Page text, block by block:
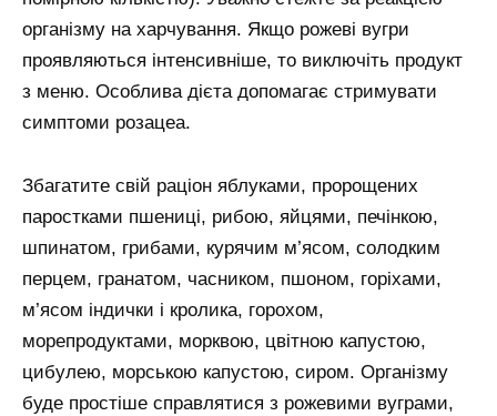
організму на харчування. Якщо рожеві вугри
проявляються інтенсивніше, то виключіть продукт
з меню. Особлива дієта допомагає стримувати
симптоми розацеа.
Збагатите свій раціон яблуками, пророщених
паростками пшениці, рибою, яйцями, печінкою,
шпинатом, грибами, курячим м’ясом, солодким
перцем, гранатом, часником, пшоном, горіхами,
м’ясом індички і кролика, горохом,
морепродуктами, морквою, цвітною капустою,
цибулею, морською капустою, сиром. Організму
буде простіше справлятися з рожевими вуграми,